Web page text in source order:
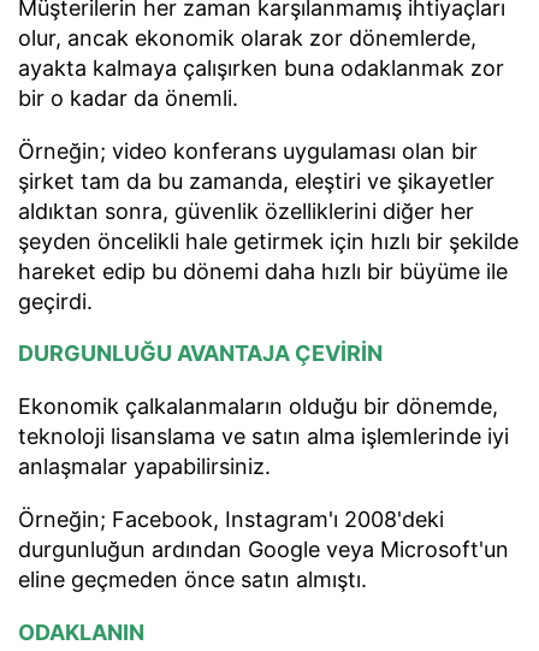
Müşterilerin her zaman karşılanmamış ihtiyaçları
olur, ancak ekonomik olarak zor dönemlerde,
ayakta kalmaya çalışırken buna odaklanmak zor
bir o kadar da önemli.
Örneğin; video konferans uygulaması olan bir
şirket tam da bu zamanda, eleştiri ve şikayetler
aldıktan sonra, güvenlik özelliklerini diğer her
şeyden öncelikli hale getirmek için hızlı bir şekilde
hareket edip bu dönemi daha hızlı bir büyüme ile
geçirdi.
DURGUNLUĞU AVANTAJA ÇEVİRİN
Ekonomik çalkalanmaların olduğu bir dönemde,
teknoloji lisanslama ve satın alma işlemlerinde iyi
anlaşmalar yapabilirsiniz.
Örneğin; Facebook, Instagram'ı 2008'deki
durgunluğun ardından Google veya Microsoft'un
eline geçmeden önce satın almıştı.
ODAKLANIN